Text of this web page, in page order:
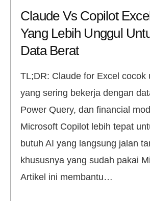
Claude Vs Copilot
Yang Lebih Unggul
Data Berat
TL;DR: Claude for Excel cocok
yang sering bekerja dengan
Power Query, dan financial
Microsoft Copilot lebih tepat
butuh AI yang langsung jalan
khususnya yang sudah pakai
Artikel ini membantu…